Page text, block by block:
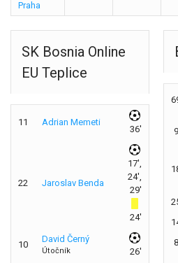
Praha
SK Bosnia Online
EU Teplice
11 Adrian Memeti
36'
22 Jaroslav Benda
17',
24',
29'
24'
10
David Černý
Útočník 26'
9
8